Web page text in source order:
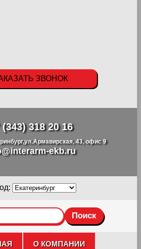
(343) 318 20 16
43, офис 9
ekb.ru
ЗВОНОК
О КОМПАНИИ